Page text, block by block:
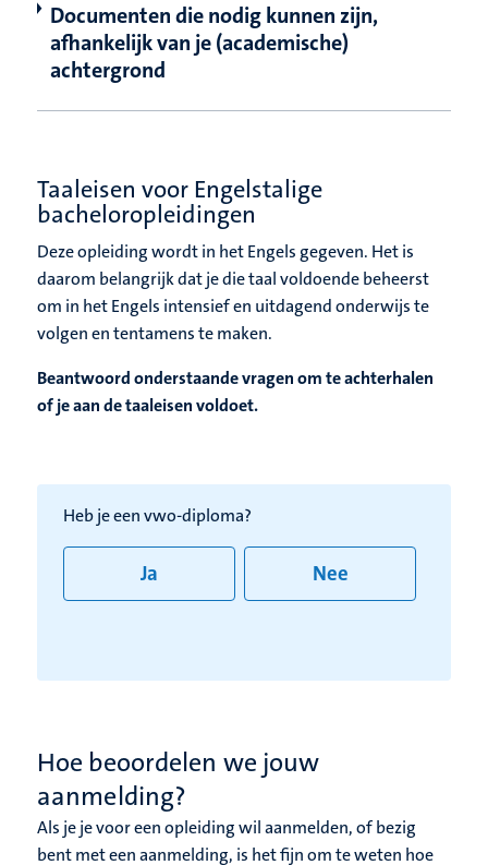
Documenten die nodig kunnen zijn,
afhankelijk van je (academische)
achtergrond
Taaleisen voor Engelstalige
bacheloropleidingen
Deze opleiding wordt in het Engels gegeven. Het is
daarom belangrijk dat je die taal voldoende beheerst
om in het Engels intensief en uitdagend onderwijs te
volgen en tentamens te maken.
Beantwoord onderstaande vragen om te achterhalen
of je aan de taaleisen voldoet.
Heb je een vwo-diploma?​
Ja Nee
Hoe beoordelen we jouw
aanmelding?
Als je je voor een opleiding wil aanmelden, of bezig
bent met een aanmelding, is het fijn om te weten hoe